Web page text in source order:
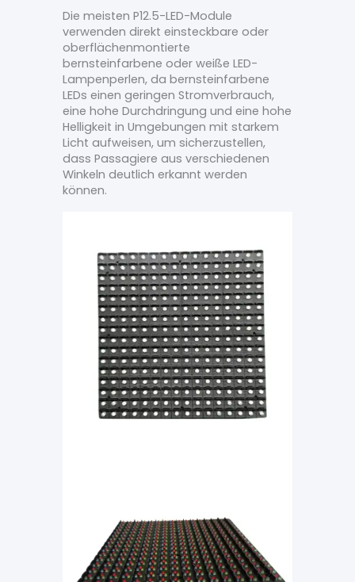
Die meisten P12.5-LED-Module
verwenden direkt einsteckbare oder
oberflächenmontierte
bernsteinfarbene oder weiße LED-
Lampenperlen, da bernsteinfarbene
LEDs einen geringen Stromverbrauch,
eine hohe Durchdringung und eine hohe
Helligkeit in Umgebungen mit starkem
Licht aufweisen, um sicherzustellen,
dass Passagiere aus verschiedenen
Winkeln deutlich erkannt werden
können.